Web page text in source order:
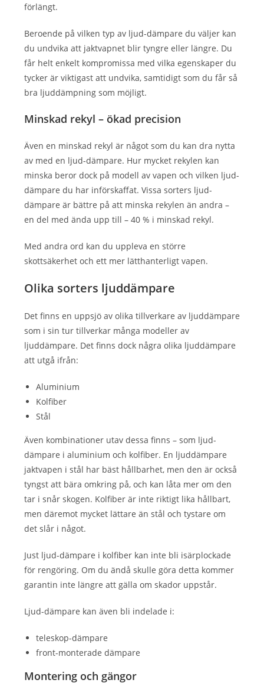
förlängt.
Beroende på vilken typ av ljud-dämpare du väljer kan
du undvika att jaktvapnet blir tyngre eller längre. Du
får helt enkelt kompromissa med vilka egenskaper du
tycker är viktigast att undvika, samtidigt som du får så
bra ljuddämpning som möjligt.
Minskad rekyl – ökad precision
Även en minskad rekyl är något som du kan dra nytta
av med en ljud-dämpare. Hur mycket rekylen kan
minska beror dock på modell av vapen och vilken ljud-
dämpare du har införskaffat. Vissa sorters ljud-
dämpare är bättre på att minska rekylen än andra –
en del med ända upp till – 40 % i minskad rekyl.
Med andra ord kan du uppleva en större
skottsäkerhet och ett mer lätthanterligt vapen.
Olika sorters ljuddämpare
Det finns en uppsjö av olika tillverkare av ljuddämpare
som i sin tur tillverkar många modeller av
ljuddämpare. Det finns dock några olika ljuddämpare
att utgå ifrån:
Aluminium
Kolfiber
Stål
Även kombinationer utav dessa finns – som ljud-
dämpare i aluminium och kolfiber. En ljuddämpare
jaktvapen i stål har bäst hållbarhet, men den är också
tyngst att bära omkring på, och kan låta mer om den
tar i snår skogen. Kolfiber är inte riktigt lika hållbart,
men däremot mycket lättare än stål och tystare om
det slår i något.
Just ljud-dämpare i kolfiber kan inte bli isärplockade
för rengöring. Om du ändå skulle göra detta kommer
garantin inte längre att gälla om skador uppstår.
Ljud-dämpare kan även bli indelade i:
teleskop-dämpare
front-monterade dämpare
Montering och gängor